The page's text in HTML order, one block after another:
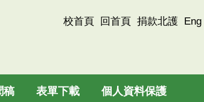
稿 表單下載 個人資料保護
校首頁 回首頁 捐款北護 Eng